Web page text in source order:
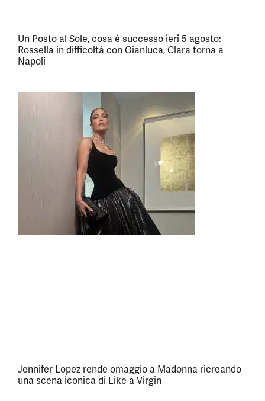
Un Posto al Sole, cosa è successo ieri 5 agosto:
Rossella in difficoltà con Gianluca, Clara torna a
Napoli
Jennifer Lopez rende omaggio a Madonna ricreando
una scena iconica di Like a Virgin